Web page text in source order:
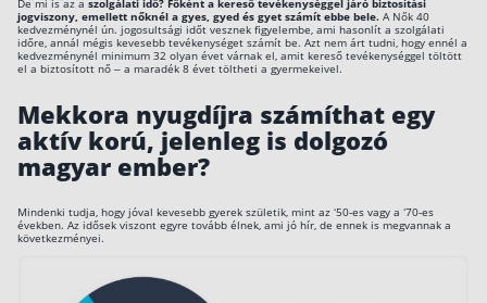
De mi is az a szolgálati idő? Főként a kereső tevékenységgel járó biztosítási
jogviszony, emellett nőknél a gyes, gyed és gyet számít ebbe bele. A Nők 40
kedvezménynél ún. jogosultsági időt vesznek figyelembe, ami hasonlít a szolgálati
időre, annál mégis kevesebb tevékenységet számít be. Azt nem árt tudni, hogy ennél a
kedvezménynél minimum 32 olyan évet várnak el, amit kereső tevékenységgel töltött
el a biztosított nő – a maradék 8 évet töltheti a gyermekeivel.
Mekkora nyugdíjra számíthat egy
aktív korú, jelenleg is dolgozó
magyar ember?
Mindenki tudja, hogy jóval kevesebb gyerek születik, mint az ‘50-es vagy a ‘70-es
években. Az idősek viszont egyre tovább élnek, ami jó hír, de ennek is megvannak a
következményei.